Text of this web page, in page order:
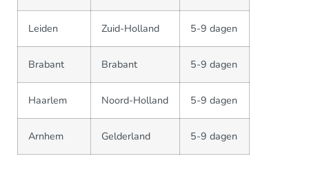
Leiden Zuid-Holland 5-9 dagen
Brabant Brabant 5-9 dagen
Haarlem Noord-Holland 5-9 dagen
Arnhem Gelderland 5-9 dagen